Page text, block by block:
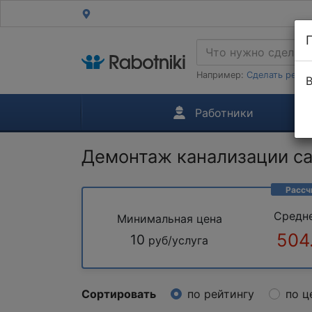
Например: Сделать
Работники
Демонтаж канализации
Минимальная цена
10 руб/услуга
Сортировать по рейтингу по